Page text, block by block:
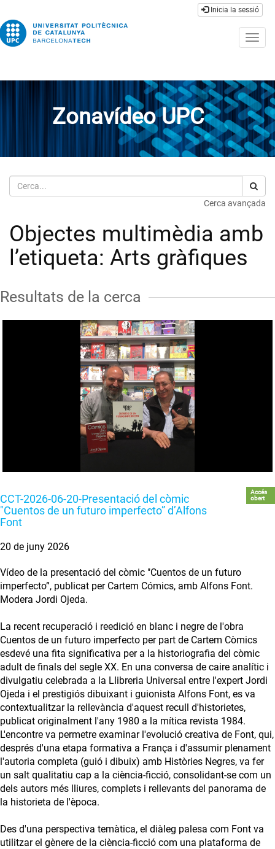
Inicia la sessió
Zonavídeo UPC
Cerca
Cerca avançada
Objectes multimèdia amb
l’etiqueta: Arts gràfiques
Resultats de la cerca
CCT-2026-06-20-Presentació del còmic
"Cuentos de un futuro imperfecto” d’Alfons
Font
Accés
obert
20 de juny 2026
Vídeo de la presentació del còmic "Cuentos de un futuro
imperfecto”, publicat per Cartem Cómics, amb Alfons Font.
Modera Jordi Ojeda.
La recent recuperació i reedició en blanc i negre de l'obra
Cuentos de un futuro imperfecto per part de Cartem Còmics
esdevé una fita significativa per a la historiografia del còmic
adult de finals del segle XX. En una conversa de caire analític i
divulgatiu celebrada a la Llibreria Universal entre l'expert Jordi
Ojeda i el prestigiós dibuixant i guionista Alfons Font, es va
contextualitzar la rellevància d'aquest recull d'historietes,
publicat originalment l'any 1980 a la mítica revista 1984.
L'encontre va permetre examinar l'evolució creativa de Font, qui,
després d'una etapa formativa a França i d'assumir plenament
l'autoria completa (guió i dibuix) amb Històries Negres, va fer
un salt qualitatiu cap a la ciència-ficció, consolidant-se com un
dels autors més lliures, complets i rellevants del panorama de
la historieta de l'època.
Des d'una perspectiva temàtica, el diàleg palesa com Font va
utilitzar el gènere de la ciència-ficció com una plataforma de